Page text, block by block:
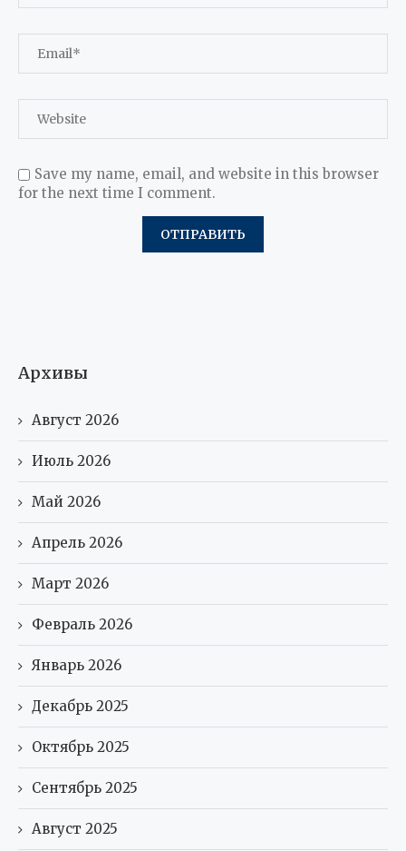
Save my name, email, and website in this browser
for the next time I comment.
Архивы
Август 2026
Июль 2026
Май 2026
Апрель 2026
Март 2026
Февраль 2026
Январь 2026
Декабрь 2025
Октябрь 2025
Сентябрь 2025
Август 2025